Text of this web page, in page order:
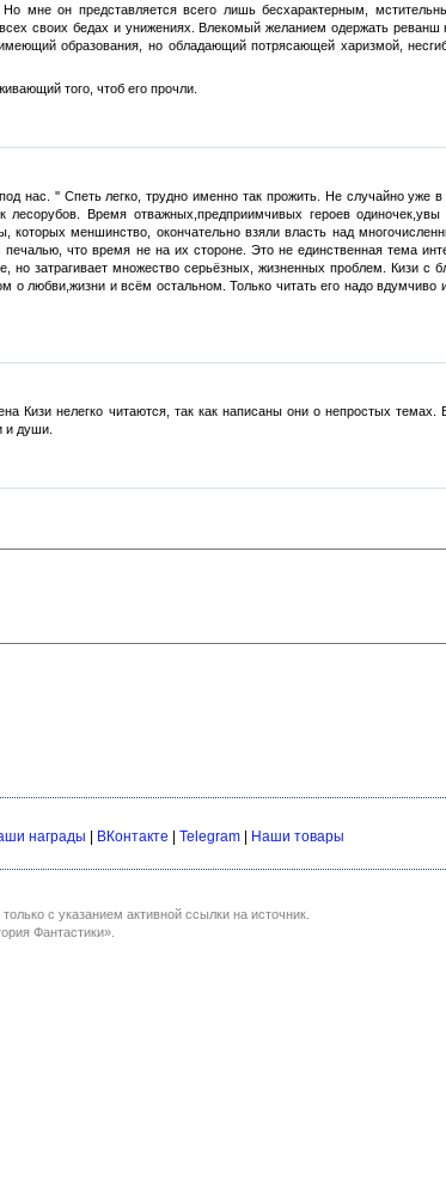
мне он представляется всего лишь бесхарактерным,
своих бедах и унижениях. Влекомый желанием одержать
образования, но обладающий потрясающей харизмой,
того, чтоб его прочли.
нас. '' Спеть легко, трудно именно так прожить. Не случайно уже
Время отважных,предприимчивых героев
меншинство, окончательно взяли власть над
что время не на их стороне. Это не единственная тема
но затрагивает множество серьёзных, жизненных проблем. Кизи с
любви,жизни и всём остальном. Только читать его надо вдумчиво
Кизи нелегко читаются, так как написаны они о непростых темах.
и души.
награды | ВКонтакте | Telegram | Наши товары
с указанием активной ссылки на источник.
Фантастики».